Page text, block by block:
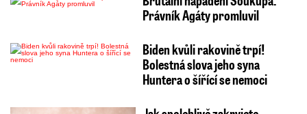
Právník Agáty promluvil
Biden kvůli rakovině trpí!
Bolestná slova jeho syna
Huntera o šířící se nemoci